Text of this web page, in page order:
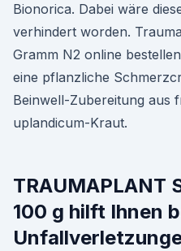
Bionorica. Dabei wäre
verhindert worden.
Gramm N2 online
eine pflanzliche
Beinwell-Zubereitung aus
uplandicum-Kraut.
TRAUMAPLANT
100 g hilft Ihnen